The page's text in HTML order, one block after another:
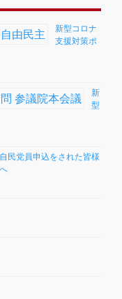
新型コロナ
支援対策ポ
新
型
自民党員申込をされた皆様
へ